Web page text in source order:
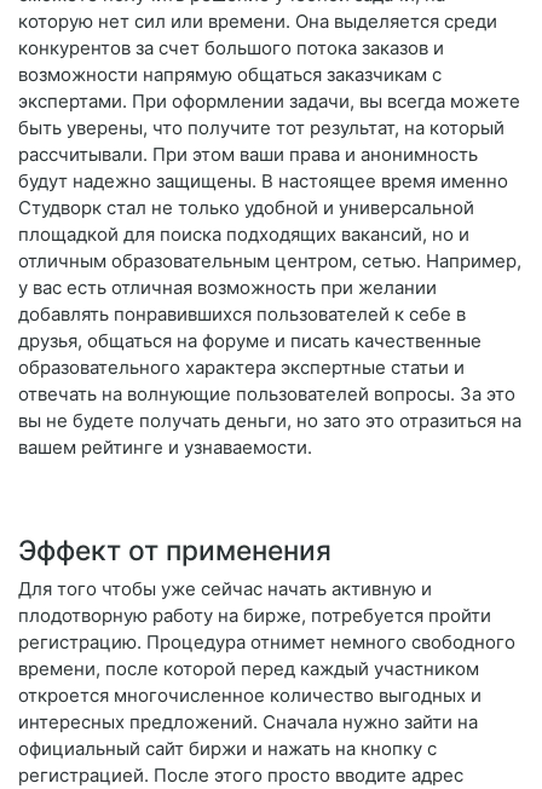
которую нет сил или времени. Она выделяется среди
конкурентов за счет большого потока заказов и
возможности напрямую общаться заказчикам с
экспертами. При оформлении задачи, вы всегда можете
быть уверены, что получите тот результат, на который
рассчитывали. При этом ваши права и анонимность
будут надежно защищены. В настоящее время именно
Студворк стал не только удобной и универсальной
площадкой для поиска подходящих вакансий, но и
отличным образовательным центром, сетью. Например,
у вас есть отличная возможность при желании
добавлять понравившихся пользователей к себе в
друзья, общаться на форуме и писать качественные
образовательного характера экспертные статьи и
отвечать на волнующие пользователей вопросы. За это
вы не будете получать деньги, но зато это отразиться на
вашем рейтинге и узнаваемости.
Эффект от применения
Для того чтобы уже сейчас начать активную и
плодотворную работу на бирже, потребуется пройти
регистрацию. Процедура отнимет немного свободного
времени, после которой перед каждый участником
откроется многочисленное количество выгодных и
интересных предложений. Сначала нужно зайти на
официальный сайт биржи и нажать на кнопку с
регистрацией. После этого просто вводите адрес